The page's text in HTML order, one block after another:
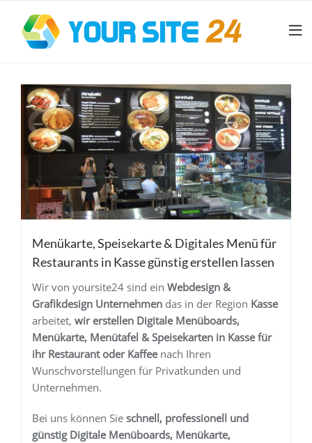
Menükarte, Speisekarte & Digitales Menü für
Restaurants in Kasse günstig erstellen lassen
Wir von yoursite24 sind ein Webdesign &
Grafikdesign Unternehmen das in der Region Kasse
arbeitet, wir erstellen Digitale Menüboards,
Menükarte, Menütafel & Speisekarten in Kasse für
ihr Restaurant oder Kaffeenach Ihren
Wunschvorstellungen für Privatkunden und
Unternehmen.
Bei uns können Sie schnell, professionell und
günstig Digitale Menüboards, Menükarte,